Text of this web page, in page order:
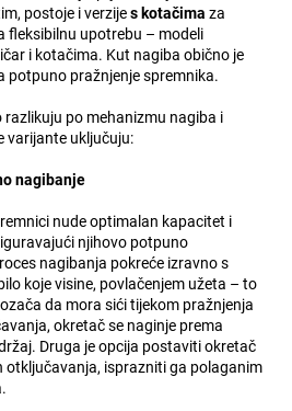
postoje i verzijes kotačima za
fleksibilnu upotrebu – modeli
i kotačima. Kut nagiba obično je
potpuno pražnjenje spremnika.
razlikuju po mehanizmu nagiba i
varijante uključuju:
nagibanje
nude optimalan kapacitet i
njihovo potpuno
nagibanja pokreće izravno s
koje visine, povlačenjem užeta – to
da mora sići tijekom pražnjenja
okretač se naginje prema
Druga je opcija postaviti okretač
otključavanja, isprazniti ga polaganim